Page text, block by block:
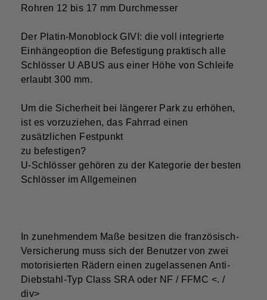
Rohren 12 bis 17 mm Durchmesser
Der Platin-Monoblock GIVI: die voll integrierte
Einhängeoption die Befestigung praktisch alle
Schlösser U ABUS aus einer Höhe von Schleife
erlaubt 300 mm.
Um die Sicherheit bei längerer Park zu erhöhen,
ist es vorzuziehen, das Fahrrad einen
zusätzlichen Festpunkt
zu befestigen?
U-Schlösser gehören zu der Kategorie der besten
Schlösser im Allgemeinen
In zunehmendem Maße besitzen die französisch-
Versicherung muss sich der Benutzer von zwei
motorisierten Rädern einen zugelassenen Anti-
Diebstahl-Typ Class SRA oder NF / FFMC <. /
div>